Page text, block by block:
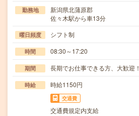
勤務地
新潟県北蒲原郡
佐々木駅から車13分
曜日頻度 シフト制
時間 08:30～17:20
期間 長期でお仕事できる方、大歓迎！
時給 時給1150円
交通費
交通費規定内支給